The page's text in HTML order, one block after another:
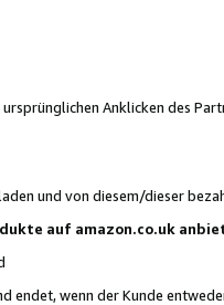
Anklicken des
und von diesem/dieser
auf amazon.co.uk
endet, wenn der Kunde